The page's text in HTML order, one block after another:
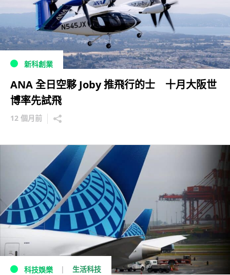
新科創業
ANA 全日空夥 Joby 推飛行的士 十月大阪世
博率先試飛
12 個月前
科技娛樂 生活科技